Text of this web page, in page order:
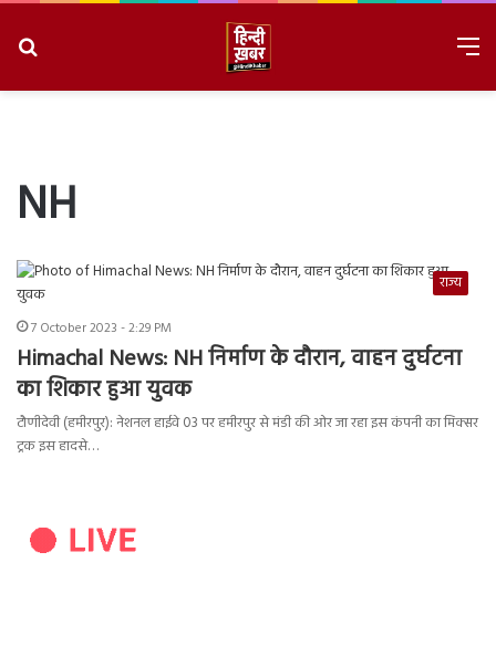
NH
राज्य
7 October 2023 - 2:29 PM
Himachal News: NH निर्माण के दौरान, वाहन दुर्घटना
का शिकार हुआ युवक
टौणीदेवी (हमीरपुर): नेशनल हाईवे 03 पर हमीरपुर से मंडी की ओर जा रहा इस कंपनी का मिक्सर
ट्रक इस हादसे…